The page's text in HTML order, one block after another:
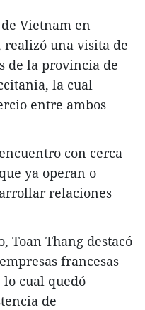
Vietnam en
realizó una visita de
de la provincia de
la cual
entre ambos
con cerca
ya operan o
relaciones
Toan Thang destacó
francesas
cual quedó
de